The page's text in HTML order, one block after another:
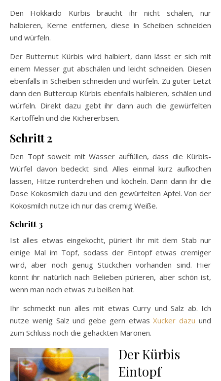
Den Hokkaido Kürbis braucht ihr nicht schälen, nur
halbieren, Kerne entfernen, diese in Scheiben schneiden
und würfeln.
Der Butternut Kürbis wird halbiert, dann lässt er sich mit
einem Messer gut abschälen und leicht schneiden. Diesen
ebenfalls in Scheiben schneiden und würfeln. Zu guter Letzt
dann den Buttercup Kürbis ebenfalls halbieren, schälen und
würfeln. Direkt dazu gebt ihr dann auch die gewürfelten
Kartoffeln und die Kichererbsen.
Schritt 2
Den Topf soweit mit Wasser auffüllen, dass die Kürbis-
Würfel davon bedeckt sind. Alles einmal kurz aufkochen
lassen, Hitze runterdrehen und köcheln. Dann dann ihr die
Dose Kokosmilch dazu und den gewürfelten Apfel. Von der
Kokosmilch nutze ich nur das cremig Weiße.
Schritt 3
Ist alles etwas eingekocht, püriert ihr mit dem Stab nur
einige Mal im Topf, sodass der Eintopf etwas cremiger
wird, aber noch genug Stückchen vorhanden sind. Hier
könnt ihr natürlich nach Belieben pürieren, aber schön ist,
wenn man noch etwas zu beißen hat.
Ihr schmeckt nun alles mit etwas Curry und Salz ab. Ich
nutze wenig Salz und gebe gern etwasXucker dazu und
zum Schluss noch die gehackten Maronen.
Der Kürbis
Eintopf